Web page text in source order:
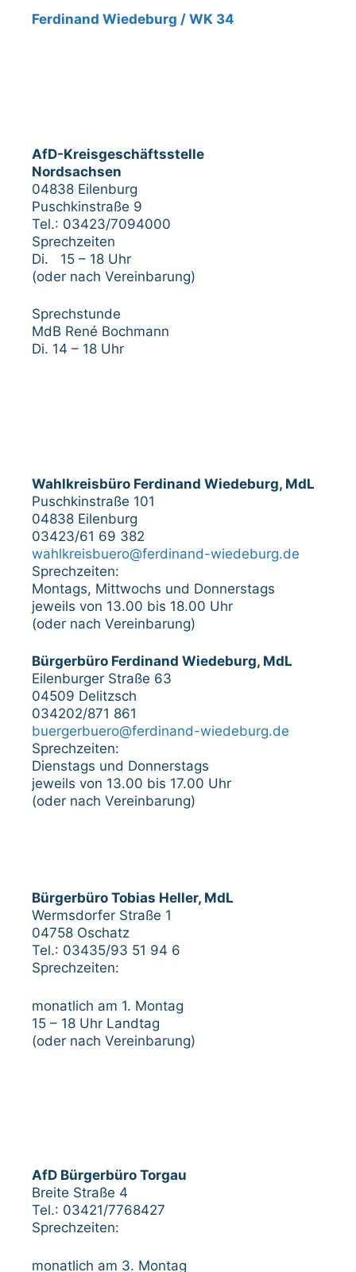
Ferdinand Wiedeburg / WK 34
AfD-Kreisgeschäftsstelle
Nordsachsen
04838 Eilenburg
Puschkinstraße 9
Tel.: 03423/7094000
Sprechzeiten
Di. 15 – 18 Uhr
(oder nach Vereinbarung)
Sprechstunde
MdB René Bochmann
Di. 14 – 18 Uhr
Wahlkreisbüro Ferdinand Wiedeburg, MdL
Puschkinstraße 101
04838 Eilenburg
03423/61 69 382
wahlkreisbuero@ferdinand-wiedeburg.de
Sprechzeiten:
Montags, Mittwochs und Donnerstags
jeweils von 13.00 bis 18.00 Uhr
(oder nach Vereinbarung)
Bürgerbüro Ferdinand Wiedeburg, MdL
Eilenburger Straße 63
04509 Delitzsch
034202/871 861
buergerbuero@ferdinand-wiedeburg.de
Sprechzeiten:
Dienstags und Donnerstags
jeweils von 13.00 bis 17.00 Uhr
(oder nach Vereinbarung)
Bürgerbüro Tobias Heller, MdL
Wermsdorfer Straße 1
04758 Oschatz
Tel.: 03435/93 51 94 6
Sprechzeiten:
monatlich am 1. Montag
15 – 18 Uhr Landtag
(oder nach Vereinbarung)
AfD Bürgerbüro Torgau
Breite Straße 4
Tel.: 03421/7768427
Sprechzeiten:
monatlich am 3. Montag